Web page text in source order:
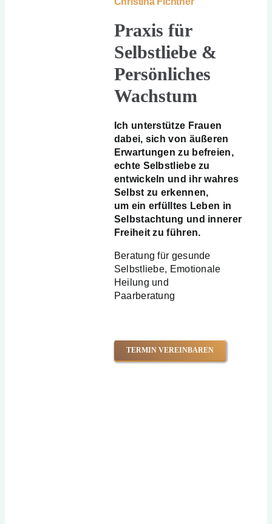
Praxis für
Selbstliebe &
Persönliches
Wachstum
Ich unterstütze Frauen
dabei, sich von äußeren
Erwartungen zu befreien,
echte Selbstliebe zu
entwickeln und ihr wahres
Selbst zu erkennen,
um ein erfülltes Leben in
Selbstachtung und innerer
Freiheit zu führen.
Beratung für gesunde
Selbstliebe, Emotionale
Heilung und
Paarberatung
TERMIN VEREINBAREN